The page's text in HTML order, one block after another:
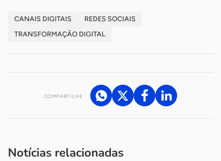
CANAIS DIGITAIS
REDES SOCIAIS
TRANSFORMAÇÃO DIGITAL
COMPARTILHE
Notícias relacionadas